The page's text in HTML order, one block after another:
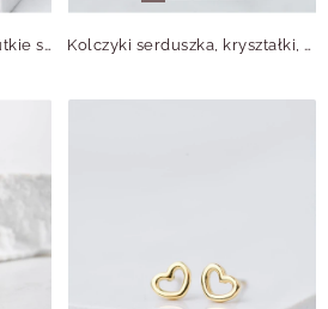
Kolczyki dmuchane, malutkie serduszka, złoty S206670Z00 Kolczyki serduszka, kryształki, złoty S205246Z00